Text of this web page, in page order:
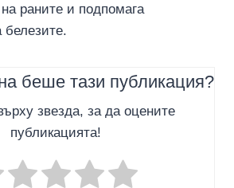
раните и подпомага
белезите.
беше тази публикация?
звезда, за да оцените
публикацията!